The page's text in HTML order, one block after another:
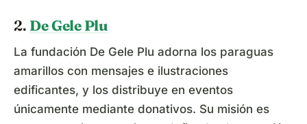
2. De Gele Plu
La fundación De Gele Plu adorna los paraguas
amarillos con mensajes e ilustraciones
edificantes, y los distribuye en eventos
únicamente mediante donativos. Su misión es